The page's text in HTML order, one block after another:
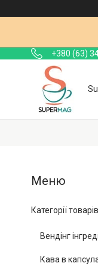
+380 (63)
Категорії товарів
Вендінг
Кава в